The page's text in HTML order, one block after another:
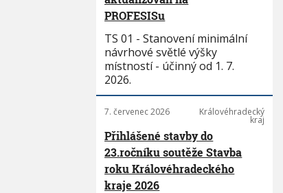
PROFESISu
TS 01 - Stanovení minimální
návrhové světlé výšky
místností - účinný od 1. 7.
2026.
7. červenec 2026 Královéhradecký
kraj
Přihlášené stavby do
23.ročníku soutěže Stavba
roku Královéhradeckého
kraje 2026